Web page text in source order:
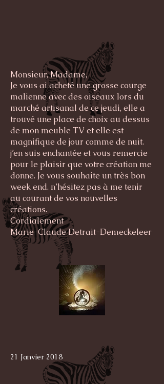
Monsieur, Madame,
Je vous ai acheté une grosse courge
malienne avec des oiseaux lors du
marché artisanal de ce jeudi, elle a
trouvé une place de choix au dessus
de mon meuble TV et elle est
magnifique de jour comme de nuit.
j’en suis enchantée et vous remercie
pour le plaisir que votre création me
donne. Je vous souhaite un très bon
week end. n’hésitez pas à me tenir
au courant de vos nouvelles
créations.
Cordialement
Marie-Claude Detrait-Demeckeleer
21 Janvier 2018